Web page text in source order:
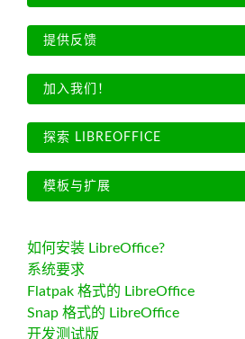
提供反馈
加入我们！
探索 LIBREOFFICE
模板与扩展
如何安装 LibreOffice?
系统要求
Flatpak 格式的 LibreOffice
Snap 格式的 LibreOffice
开发测试版